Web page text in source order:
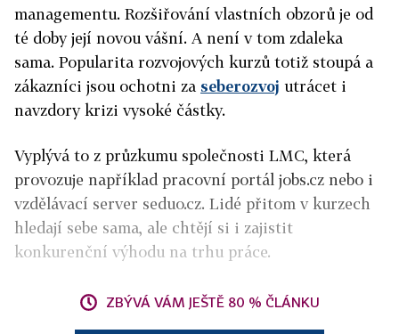
managementu. Rozšiřování vlastních obzorů je od
té doby její novou vášní. A není v tom zdaleka
sama. Popularita rozvojových kurzů totiž stoupá a
zákazníci jsou ochotni za seberozvoj utrácet i
navzdory krizi vysoké částky.
Vyplývá to z průzkumu společnosti LMC, která
provozuje například pracovní portál jobs.cz nebo i
vzdělávací server seduo.cz. Lidé přitom v kurzech
hledají sebe sama, ale chtějí si i zajistit
konkurenční výhodu na trhu práce.
ZBÝVÁ VÁM JEŠTĚ 80 % ČLÁNKU